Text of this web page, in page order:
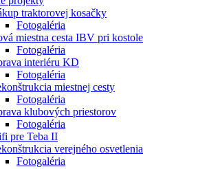
traktorovej kosačky
Fotogaléria
miestna cesta IBV pri kostole
Fotogaléria
interiéru KD
Fotogaléria
miestnej cesty
Fotogaléria
klubových priestorov
Fotogaléria
pre Teba II
verejného osvetlenia
Fotogaléria